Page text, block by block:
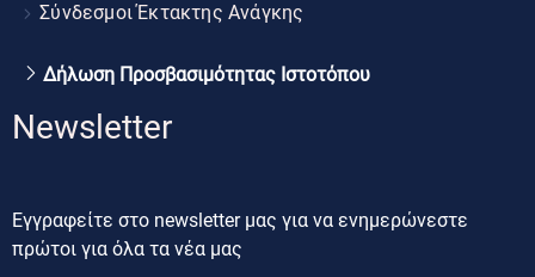
Σύνδεσμοι Έκτακτης Ανάγκης
Δήλωση Προσβασιμότητας Ιστοτόπου
Newsletter
Εγγραφείτε στο newsletter μας για να ενημερώνεστε
πρώτοι για όλα τα νέα μας